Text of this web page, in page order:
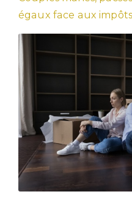
égaux face aux